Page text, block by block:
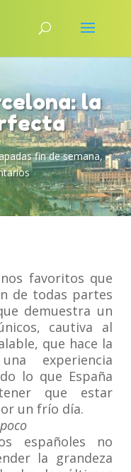
la
fin de semana,
favoritos que
de todas partes
demuestra un
cautiva al
que hace la
experiencia
lo que España
que estar
un frío día.
españoles no
la grandeza